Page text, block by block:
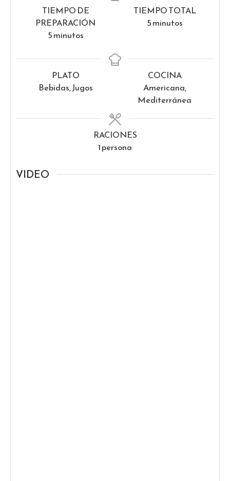
TIEMPO DE
PREPARACIÓN
5minutos
minutos
TIEMPO TOTAL
5minutos
minutos
PLATO
Bebidas, Jugos
COCINA
Americana,
Mediterránea
RACIONES
1persona
VIDEO